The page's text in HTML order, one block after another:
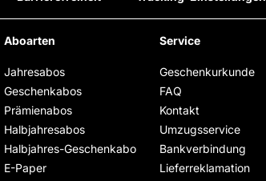
Aboarten
Jahresabos
Geschenkabos
Prämienabos
Halbjahresabos
Halbjahres-Geschenkabo
E-Paper
Service
Geschenkurkunde
FAQ
Kontakt
Umzugsservice
Bankverbindung
Lieferreklamation